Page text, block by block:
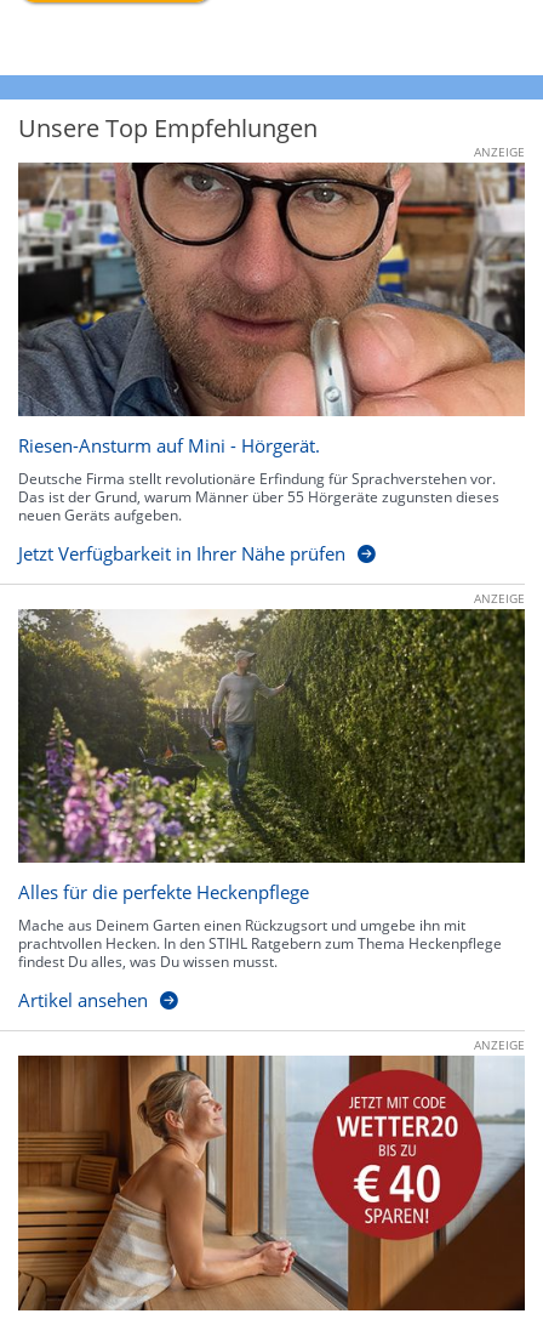
Unsere Top Empfehlungen
ANZEIGE
Riesen-Ansturm auf Mini - Hörgerät.
Deutsche Firma stellt revolutionäre Erfindung für Sprachverstehen vor.
Das ist der Grund, warum Männer über 55 Hörgeräte zugunsten dieses
neuen Geräts aufgeben.
Jetzt Verfügbarkeit in Ihrer Nähe prüfen
ANZEIGE
Alles für die perfekte Heckenpflege
Mache aus Deinem Garten einen Rückzugsort und umgebe ihn mit
prachtvollen Hecken. In den STIHL Ratgebern zum Thema Heckenpflege
findest Du alles, was Du wissen musst.
Artikel ansehen
ANZEIGE